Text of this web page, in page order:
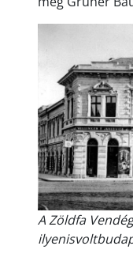
A Zöldfa